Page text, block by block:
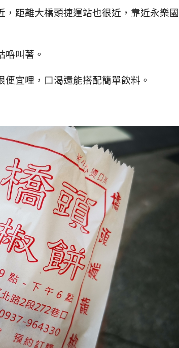
距離大橋頭捷運站也很近，靠近永樂國
嚕叫著。
宜哩，口渴還能搭配簡單飲料。